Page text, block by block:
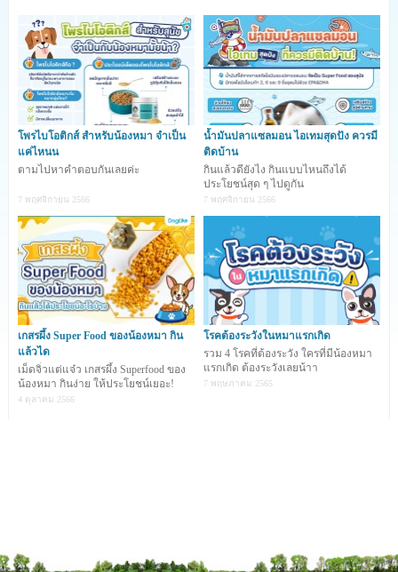
1. โรคไข้หัดสุนัข (Distemper)
สัมผัสผ่านทางปาก เยื่อเมือกตา หรือจมูก เพราะเหตุที่เชื้อนี้
โพรไบโอติกส์ สำหรับน้องหมา จำเป็น
แค่ไหนน
ตามไปหาคำตอบกันเลยค่ะ
7 พฤศจิกายน 2566
น้ำมันปลาแซลมอน ไอเทมสุดปัง ควรมี
ติดบ้าน
กินแล้วดียังไง กินแบบไหนถึงได้
ประโยชน์สุด ๆ ไปดูกัน
7 พฤศจิกายน 2566
เกสรผึ้ง Super Food ของน้องหมา กิน
แล้วได
เม็ดจิ๋วแต่แจ๋ว เกสรผึ้ง Superfood ของ
น้องหมา กินง่าย ให้ประโยชน์เยอะ!
4 ตุลาคม 2566
โรคต้องระวังในหมาแรกเกิด
รวม 4 โรคที่ต้องระวัง ใครที่มีน้องหมา
แรกเกิด ต้องระวังเลยน้าา
7 พฤษภาคม 2565